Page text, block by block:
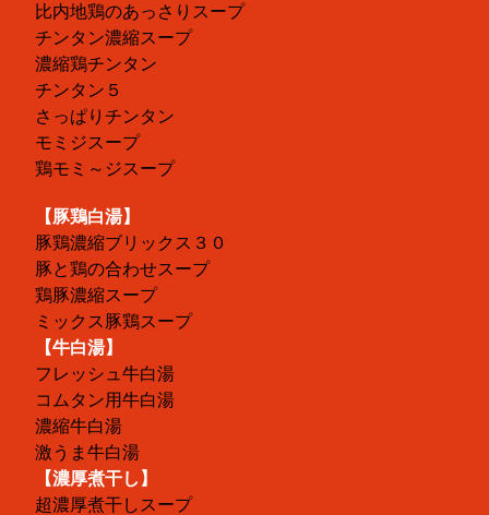
比内地鶏のあっさりスープ
チンタン濃縮スープ
濃縮鶏チンタン
チンタン５
さっぱりチンタン
モミジスープ
鶏モミ～ジスープ
【豚鶏白湯】
豚鶏濃縮ブリックス３０
豚と鶏の合わせスープ
鶏豚濃縮スープ
ミックス豚鶏スープ
【牛白湯】
フレッシュ牛白湯
コムタン用牛白湯
濃縮牛白湯
激うま牛白湯
【濃厚煮干し】
超濃厚煮干しスープ